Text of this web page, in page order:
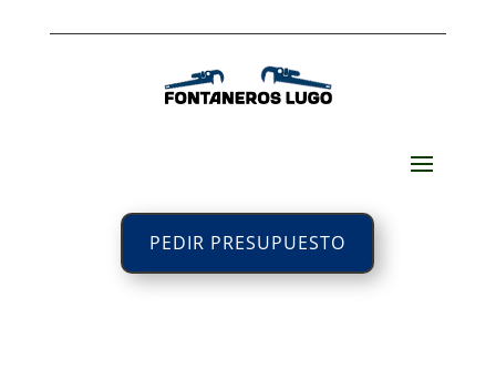
PEDIR PRESUPUESTO